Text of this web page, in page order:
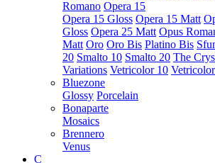
Romano Opera 15
Opera 15 Gloss Opera 15 Matt
Gloss Opera 25 Matt Opus
Matt Oro Oro Bis Platino Bis
20 Smalto 10 Smalto 20 The
Variations Vetricolor 10
Bluezone
Glossy Porcelain
Bonaparte
Mosaics
Brennero
Venus
C